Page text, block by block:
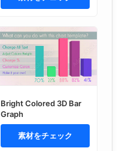
Bright Colored 3D Bar
Graph
素材をチェック